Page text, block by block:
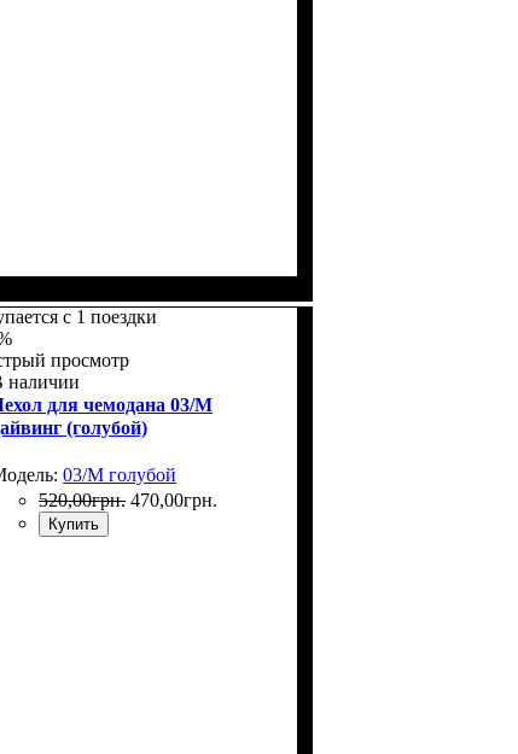
с 1 поездки
просмотр
наличии
для чемодана 03/M
(голубой)
03/M голубой
520,00грн. 470,00грн.
Купить